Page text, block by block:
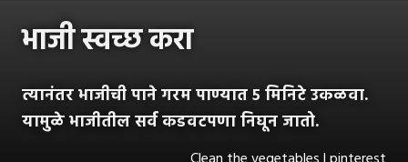
भाजी स्वच्छ करा
त्यानंतर भाजीची पाने गरम पाण्यात ५ मिनिटे उकळवा.
यामुळे भाजीतील सर्व कडवटपणा निघून जातो.